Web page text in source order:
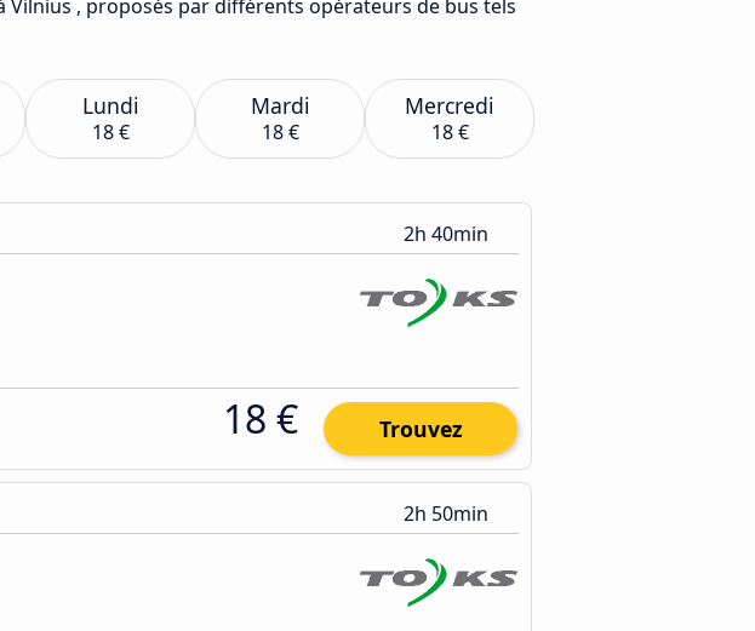
Vilnius , proposés par différents opérateurs de bus tels
Lundi
18 €
Mardi
18 €
Mercredi
18 €
2h 40min
18 € Trouvez
2h 50min